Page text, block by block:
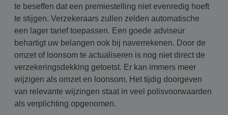
te beseffen dat een premiestelling niet evenredig hoeft
te stijgen. Verzekeraars zullen zelden automatische
een lager tarief toepassen. Een goede adviseur
behartigt uw belangen ook bij naverrekenen. Door de
omzet of loonsom te actualiseren is nog niet direct de
verzekeringsdekking getoetst. Er kan immers meer
wijzigen als omzet en loonsom. Het tijdig doorgeven
van relevante wijzingen staat in veel polisvoorwaarden
als verplichting opgenomen.